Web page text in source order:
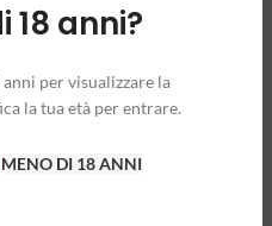
18 anni?
per visualizzare la
la tua età per entrare.
MENO DI 18 ANNI